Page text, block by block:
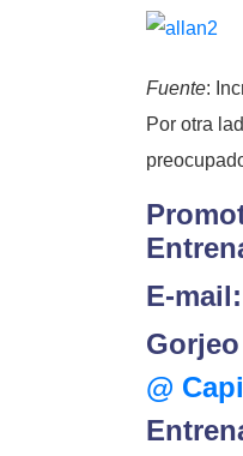
Fuente:
Por otra
E-mail:
Gorjeo
@